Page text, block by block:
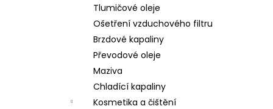
Tlumičové oleje
Ošetření vzduchového filtru
Brzdové kapaliny
Převodové oleje
Maziva
Chladící kapaliny
Kosmetika a čištění